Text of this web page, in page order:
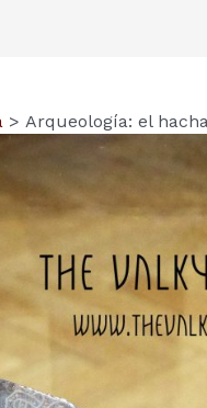
Arqueología: el